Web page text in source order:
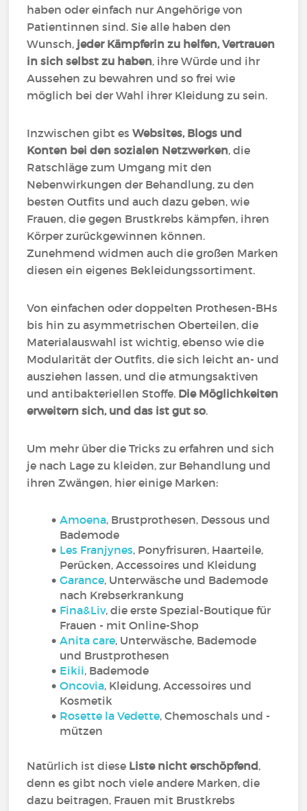
haben oder einfach nur Angehörige von
Patientinnen sind. Sie alle haben den
Wunsch, jeder Kämpferin zu helfen, Vertrauen
in sich selbst zu haben, ihre Würde und ihr
Aussehen zu bewahren und so frei wie
möglich bei der Wahl ihrer Kleidung zu sein.
Inzwischen gibt esWebsites, Blogs und
Konten bei den sozialen Netzwerken, die
Ratschläge zum Umgang mit den
Nebenwirkungen der Behandlung, zu den
besten Outfits und auch dazu geben, wie
Frauen, die gegen Brustkrebs kämpfen, ihren
Körper zurückgewinnen können.
Zunehmend widmen auch die großen Marken
diesen ein eigenes Bekleidungssortiment.
Von einfachen oder doppelten Prothesen-BHs
bis hin zu asymmetrischen Oberteilen, die
Materialauswahl ist wichtig, ebenso wie die
Modularität der Outfits, die sich leicht an- und
ausziehen lassen, und die atmungsaktiven
und antibakteriellen Stoffe. Die Möglichkeiten
erweitern sich, und das ist gut so.
Um mehr über die Tricks zu erfahren und sich
je nach Lage zu kleiden, zur Behandlung und
ihren Zwängen, hier einige Marken:
Amoena, Brustprothesen, Dessous und
Bademode
Les Franjynes, Ponyfrisuren, Haarteile,
Perücken, Accessoires und Kleidung
Garance, Unterwäsche und Bademode
nach Krebserkrankung
Fina&Liv, die erste Spezial-Boutique für
Frauen - mit Online-Shop
Anita care, Unterwäsche, Bademode
und Brustprothesen
Eikii, Bademode
Oncovia, Kleidung, Accessoires und
Kosmetik
Rosette la Vedette, Chemoschals und -
mützen
Natürlich ist diese Liste nicht erschöpfend,
denn es gibt noch viele andere Marken, die
dazu beitragen, Frauen mit Brustkrebs